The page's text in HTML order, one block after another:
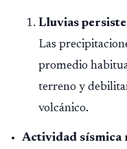
Lluvias
Las
promedio
terreno y
volcánico.
Actividad sísmica